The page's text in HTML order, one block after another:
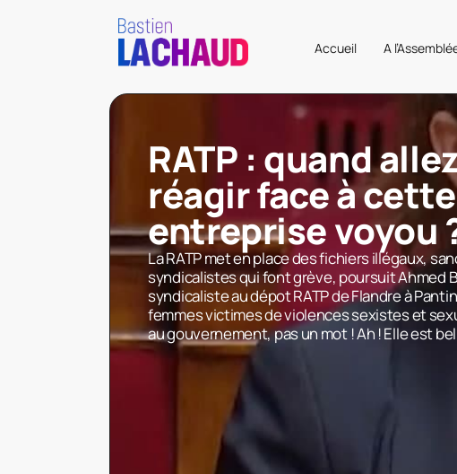
Accueil A
RATP : quand
réagir face à cette
entreprise voyou
La RATP met en place des fichiers illégaux,
syndicalistes qui font grève, poursuit Ahmed
syndicaliste au dépot RATP de Flandre à
femmes victimes de violences sexistes et
au gouvernement, pas un mot ! Ah ! Elle est